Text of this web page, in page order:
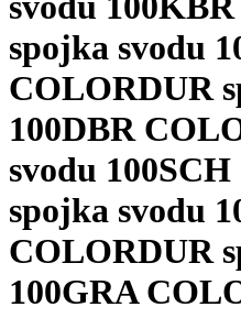
spojka svodu
COLORDUR
100DBR
svodu 100
spojka svodu
COLORDUR
100GRA